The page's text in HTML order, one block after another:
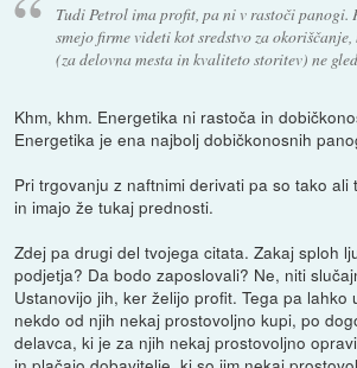
Tudi Petrol ima profit, pa ni v rastoči panogi.
smejo firme videti kot sredstvo za
(za delovna mesta in kvaliteto storitev) ne
Khm, khm. Energetika ni rastoča in
Energetika je ena najbolj dobičkonosnih
Pri trgovanju z naftnimi derivati pa so tako ali
in imajo že tukaj prednosti.
Zdej pa drugi del tvojega citata. Zakaj sploh
podjetja? Da bodo zaposlovali? Ne, niti
Ustanovijo jih, ker želijo profit. Tega pa lahko
nekdo od njih nekaj prostovoljno kupi, po
delavca, ki je za njih nekaj prostovoljno